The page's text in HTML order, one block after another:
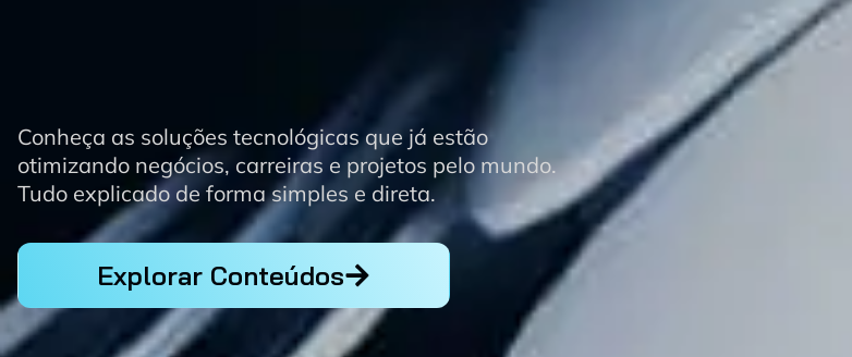
Conheça as soluções tecnológicas que já estão
otimizando negócios, carreiras e projetos pelo mundo.
Tudo explicado de forma simples e direta.
Explorar Conteúdos